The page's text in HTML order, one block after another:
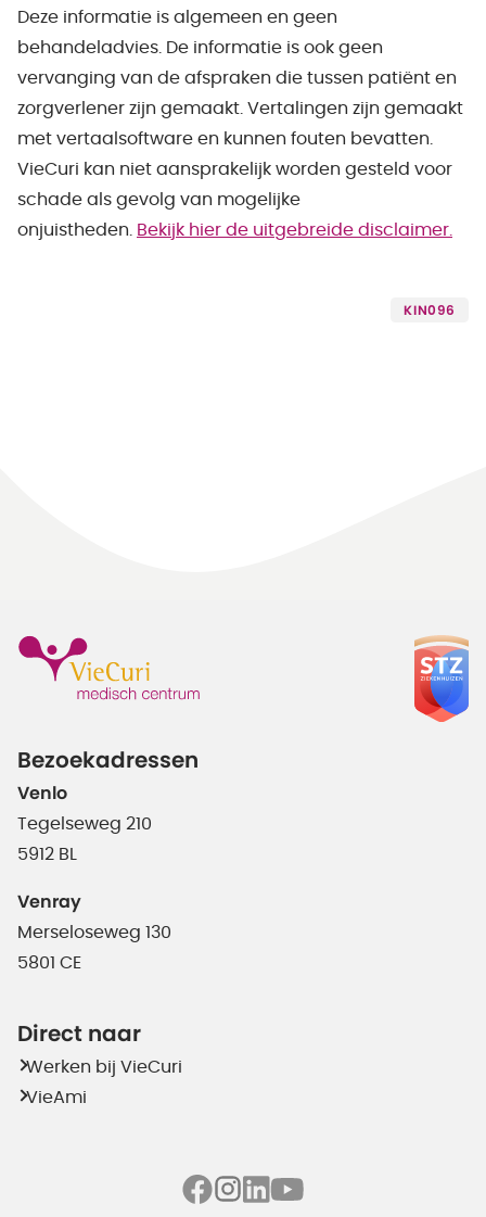
Deze informatie is algemeen en geen
behandeladvies. De informatie is ook geen
vervanging van de afspraken die tussen patiënt en
zorgverlener zijn gemaakt. Vertalingen zijn gemaakt
met vertaalsoftware en kunnen fouten bevatten.
VieCuri kan niet aansprakelijk worden gesteld voor
schade als gevolg van mogelijke
onjuistheden.
Bekijk hier de uitgebreide disclaimer.
KIN096
Bezoekadressen
Venlo
Tegelseweg 210
5912 BL
Venray
Merseloseweg 130
5801 CE
Direct naar
Werken bij VieCuri
VieAmi